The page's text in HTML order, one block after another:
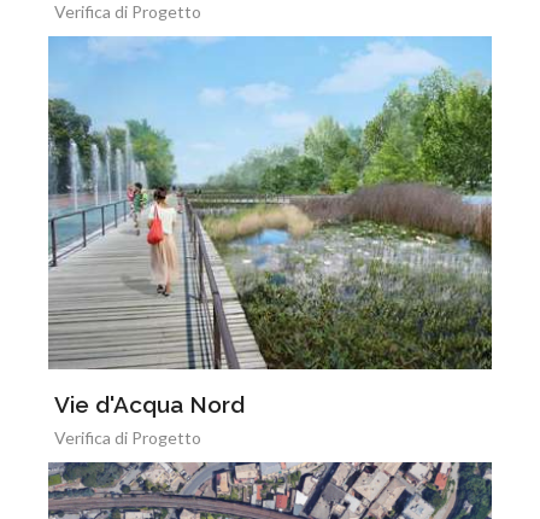
Verifica di Progetto
Vie d'Acqua Nord
Verifica di Progetto